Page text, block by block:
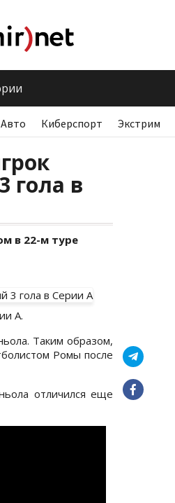
Авто Киберспорт Экстрим
гола в
в 22-м туре
А.
Таким образом,
Ромы после
отличился еще